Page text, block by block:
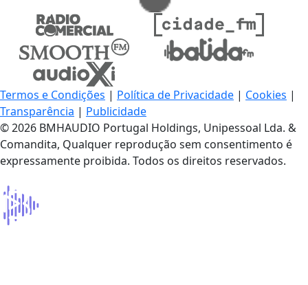
Termos e Condições | Política de Privacidade | Cookies |
Transparência | Publicidade
© 2026 BMHAUDIO Portugal Holdings, Unipessoal Lda. &
Comandita, Qualquer reprodução sem consentimento é
expressamente proibida. Todos os direitos reservados.